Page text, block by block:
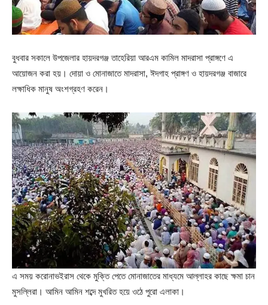
বুধবার সকালে উপজেলার হায়দরগঞ্জ তাহেরিয়া আরএম কামিল মাদরাসা প্রাঙ্গণে এ
আয়োজন করা হয়। দোয়া ও মোনাজাতে মাদরাসা, ঈদগাহ প্রাঙ্গণ ও হায়দরগঞ্জ বাজারে
লক্ষাধিক মানুষ অংশগ্রহণ করেন।
এ সময় করোনাভইরাস থেকে মুক্তি পেতে মোনাজাতের মাধ্যমে আল্লাহর কাছে ক্ষমা চান
মুসল্লিরা। আমিন আমিন শব্দে মুখরিত হয়ে ওঠে পুরো এলাকা।